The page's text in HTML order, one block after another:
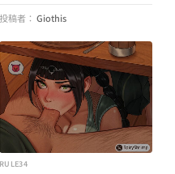
投稿者： Giothis
RULE34